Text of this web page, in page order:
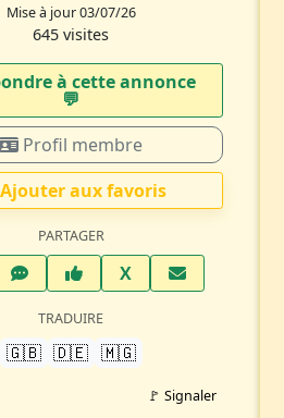
Mise à jour 03/07/26
645 visites
à cette annonce
💬​
Profil membre
Ajouter aux favoris
PARTAGER
WhatsAppFacebook
XTwitter X
TRADUIRE
🇬🇧 🇩🇪 🇲🇬
🚩 Signaler